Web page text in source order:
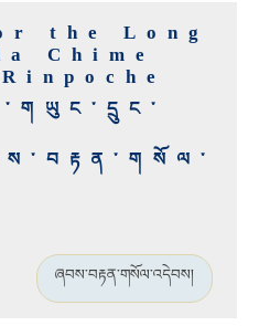
the Long
Chime
ཞབས་བརྟན་གསོལ་འདེབས།